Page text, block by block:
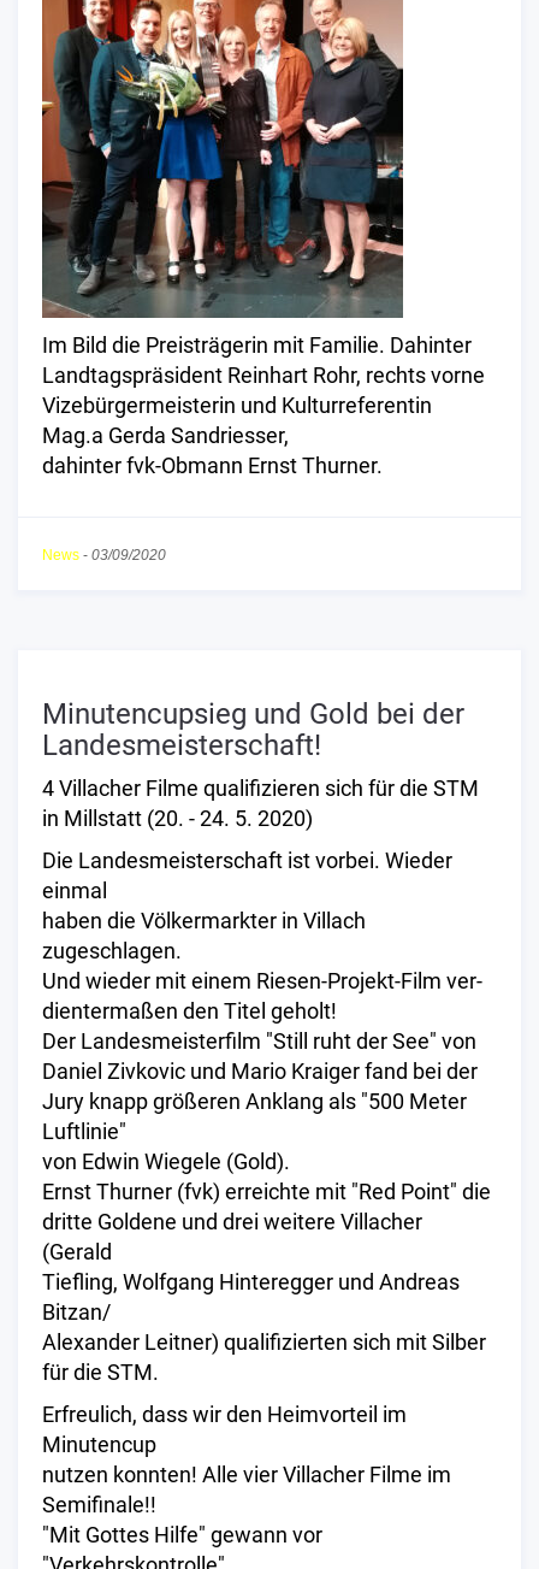
Im Bild die Preisträgerin mit Familie. Dahinter
Landtagspräsident Reinhart Rohr, rechts vorne
Vizebürgermeisterin und Kulturreferentin
Mag.a Gerda Sandriesser,
dahinter fvk-Obmann Ernst Thurner.
News - 03/09/2020
Minutencupsieg und Gold bei der
Landesmeisterschaft!
4 Villacher Filme qualifizieren sich für die STM
in Millstatt (20. - 24. 5. 2020)
Die Landesmeisterschaft ist vorbei. Wieder
einmal
haben die Völkermarkter in Villach
zugeschlagen.
Und wieder mit einem Riesen-Projekt-Film ver-
dientermaßen den Titel geholt!
Der Landesmeisterfilm "Still ruht der See" von
Daniel Zivkovic und Mario Kraiger fand bei der
Jury knapp größeren Anklang als "500 Meter
Luftlinie"
von Edwin Wiegele (Gold).
Ernst Thurner (fvk) erreichte mit "Red Point" die
dritte Goldene und drei weitere Villacher
(Gerald
Tiefling, Wolfgang Hinteregger und Andreas
Bitzan/
Alexander Leitner) qualifizierten sich mit Silber
für die STM.
Erfreulich, dass wir den Heimvorteil im
Minutencup
nutzen konnten! Alle vier Villacher Filme im
Semifinale!!
"Mit Gottes Hilfe" gewann vor